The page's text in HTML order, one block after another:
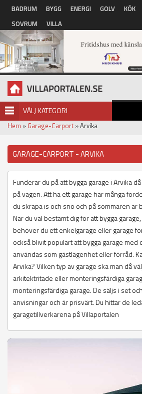
Hoppa till huvudinnehåll
BADRUM BYGG ENERGI GOLV KÖK
SOVRUM
VILLA
VÄLJ KATEGORI
Hem » Garage-Carport » Arvika
GARAGE-CARPORT - ARVIKA
Funderar du på att bygga garage i Arvika
på vägen. Att ha ett garage har många
du skrapa is och snö och på sommaren är
När du väl bestämt dig för att bygga
behöver du ett enkelgarage eller garage
också blivit populärt att bygga garage med
användas som gästlägenhet eller förråd.
Arvika? Vilken typ av garage ska man då
arkitektritade eller monteringsfärdiga
monteringsfärdiga garage. De säljs i set
anvisningar och är prisvärt. Du hittar de
garagetillverkarena på Villaportalen